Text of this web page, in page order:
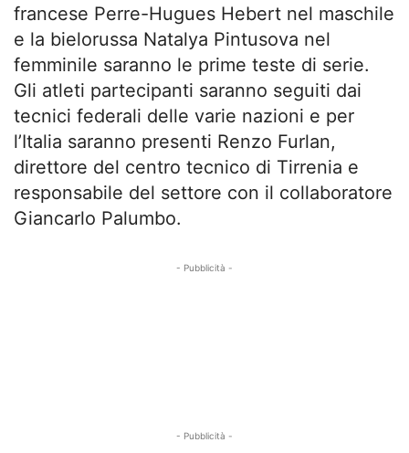
francese Perre-Hugues Hebert nel maschile
e la bielorussa Natalya Pintusova nel
femminile saranno le prime teste di serie.
Gli atleti partecipanti saranno seguiti dai
tecnici federali delle varie nazioni e per
l’Italia saranno presenti Renzo Furlan,
direttore del centro tecnico di Tirrenia e
responsabile del settore con il collaboratore
Giancarlo Palumbo.
- Pubblicità -
- Pubblicità -